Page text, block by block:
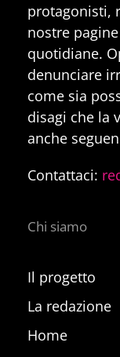
protagonisti,
nostre
quotidiane.
denunciare
come sia
disagi che la
anche
Contattaci:
Chi siamo
Il progetto
La redazione
Home